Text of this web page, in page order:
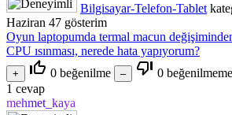
Bilgisayar-Telefon-Tablet
Haziran 47 gösterim
Oyun laptopumda termal macun
CPU ısınması, nerede hata yapıyorum?
thumb_up_off_alt 0 beğenilme thumb_down_off_alt 0 beğenilmeme
1 cevap
mehmet_kaya